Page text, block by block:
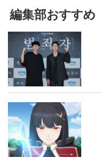
編集部おすすめ